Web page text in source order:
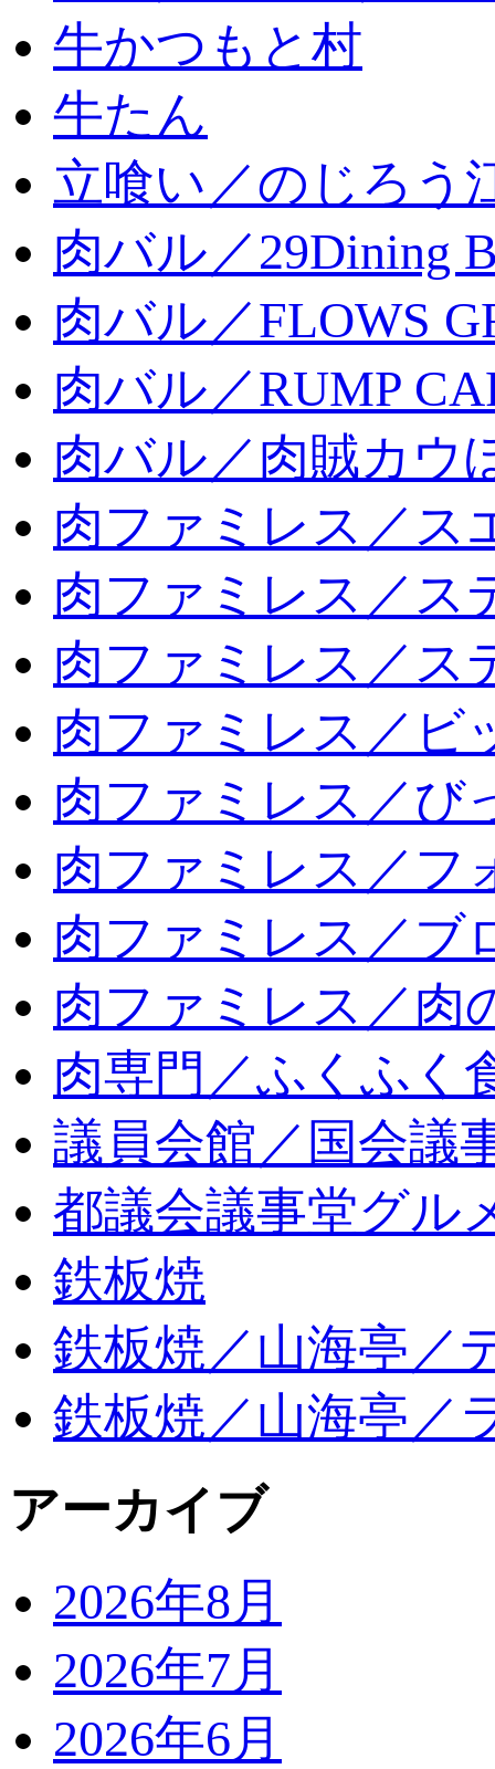
牛かつもと村
牛たん
立喰い／のじろう
肉バル／29Dining
肉バル／FLOWS
肉バル／RUMP
肉バル／肉賊カウ
肉ファミレス／ス
肉ファミレス／ス
肉ファミレス／ス
肉ファミレス／ビ
肉ファミレス／び
肉ファミレス／フ
肉ファミレス／ブ
肉ファミレス／肉
肉専門／ふくふく
議員会館／国会議
都議会議事堂グル
鉄板焼
鉄板焼／山海亭／
鉄板焼／山海亭／
アーカイブ
2026年8月
2026年7月
2026年6月